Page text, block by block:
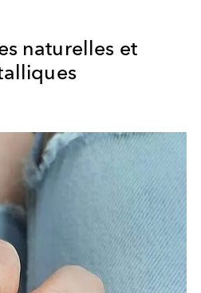
naturelles et